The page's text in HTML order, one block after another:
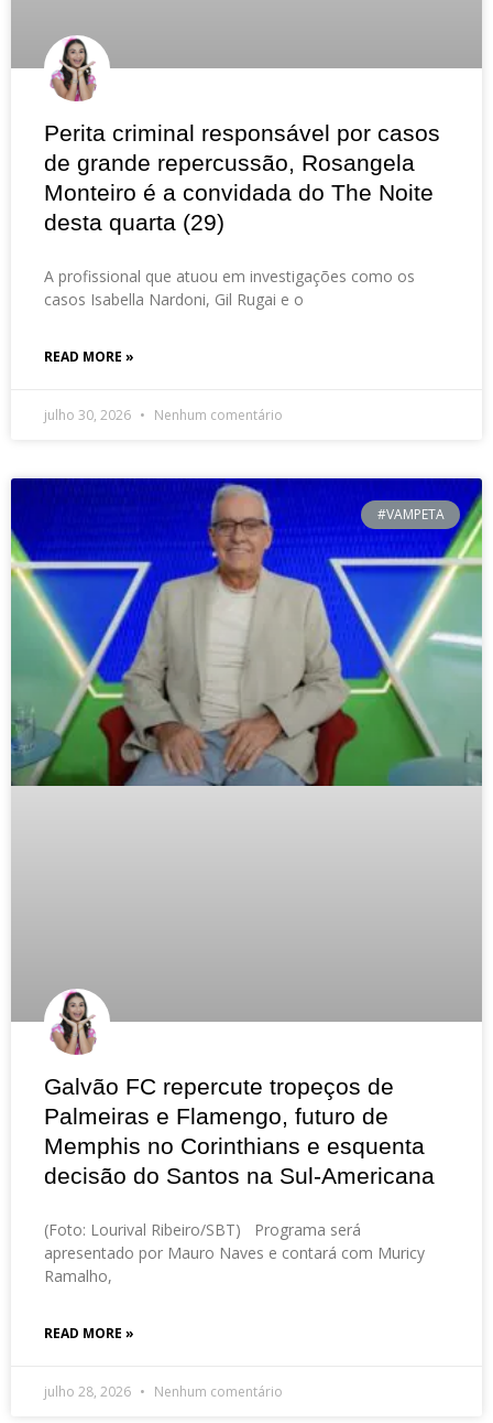
Perita criminal responsável por casos
de grande repercussão, Rosangela
Monteiro é a convidada do The Noite
desta quarta (29)
A profissional que atuou em investigações como os
casos Isabella Nardoni, Gil Rugai e o
READ MORE »
julho 30, 2026 Nenhum comentário
#VAMPETA
Galvão FC repercute tropeços de
Palmeiras e Flamengo, futuro de
Memphis no Corinthians e esquenta
decisão do Santos na Sul-Americana
(Foto: Lourival Ribeiro/SBT) Programa será
apresentado por Mauro Naves e contará com Muricy
Ramalho,
READ MORE »
julho 28, 2026 Nenhum comentário